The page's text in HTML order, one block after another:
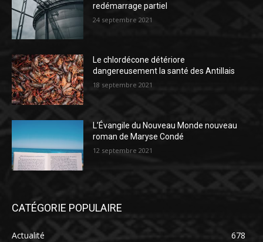
redémarrage partiel
24 septembre 2021
Le chlordécone détériore
dangereusement la santé des Antillais
18 septembre 2021
L’Évangile du Nouveau Monde nouveau
roman de Maryse Condé
12 septembre 2021
CATÉGORIE POPULAIRE
Actualité
678